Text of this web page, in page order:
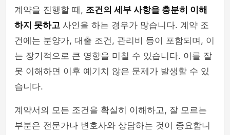
계약을 진행할 때, 조건의 세부 사항을 충분히 이해
하지 못하고 사인을 하는 경우가 많습니다. 계약 조
건에는 분양가, 대출 조건, 관리비 등이 포함되며, 이
는 장기적으로 큰 영향을 미칠 수 있습니다. 이를 잘
못 이해하면 이후 예기치 않은 문제가 발생할 수 있
습니다.
계약서의 모든 조건을 확실히 이해하고, 잘 모르는
부분은 전문가나 변호사와 상담하는 것이 중요합니